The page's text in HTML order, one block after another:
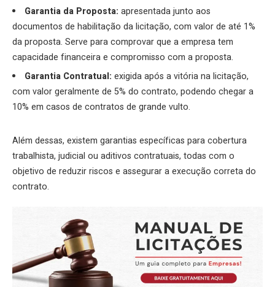
Garantia da Proposta: apresentada junto aos
documentos de habilitação da licitação, com valor de até 1%
da proposta. Serve para comprovar que a empresa tem
capacidade financeira e compromisso com a proposta.
Garantia Contratual: exigida após a vitória na licitação,
com valor geralmente de 5% do contrato, podendo chegar a
10% em casos de contratos de grande vulto.
Além dessas, existem garantias específicas para cobertura
trabalhista, judicial ou aditivos contratuais, todas com o
objetivo de reduzir riscos e assegurar a execução correta do
contrato.